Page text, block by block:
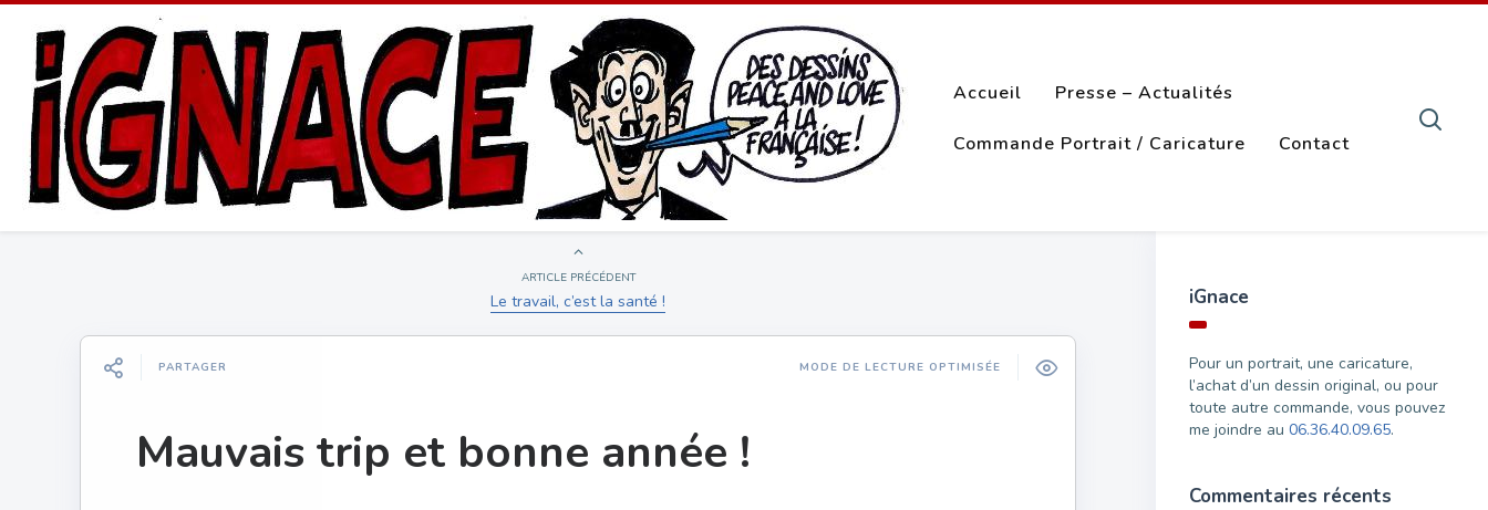
Accueil Presse – Actualités
Commande Portrait / Caricature Contact
ARTICLE PRÉCÉDENT
Le travail, c’est la santé !
PARTAGER MODE DE LECTURE OPTIMISÉE
Mauvais trip et bonne année !
iGnace
Pour un portrait, une caricature,
l’achat d’un dessin original, ou pour
toute autre commande, vous pouvez
me joindre au 06.36.40.09.65.
Commentaires récents